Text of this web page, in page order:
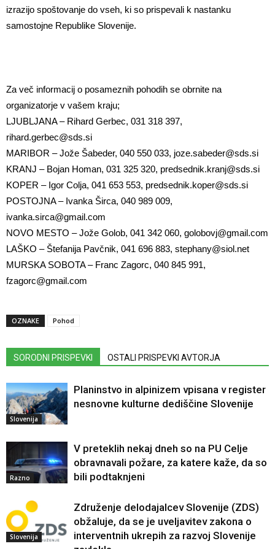
izrazijo spoštovanje do vseh, ki so prispevali k nastanku
samostojne Republike Slovenije.
Za več informacij o posameznih pohodih se obrnite na
organizatorje v vašem kraju;
LJUBLJANA – Rihard Gerbec, 031 318 397,
rihard.gerbec@sds.si
MARIBOR – Jože Šabeder, 040 550 033, joze.sabeder@sds.si
KRANJ – Bojan Homan, 031 325 320, predsednik.kranj@sds.si
KOPER – Igor Colja, 041 653 553, predsednik.koper@sds.si
POSTOJNA – Ivanka Širca, 040 989 009,
ivanka.sirca@gmail.com
NOVO MESTO – Jože Golob, 041 342 060, golobovj@gmail.com
LAŠKO – Štefanija Pavčnik, 041 696 883, stephany@siol.net
MURSKA SOBOTA – Franc Zagorc, 040 845 991,
fzagorc@gmail.com
OZNAKE Pohod
SORODNI PRISPEVKI OSTALI PRISPEVKI AVTORJA
Slovenija
Planinstvo in alpinizem vpisana v register
nesnovne kulturne dediščine Slovenije
Razno
V preteklih nekaj dneh so na PU Celje
obravnavali požare, za katere kaže, da so
bili podtaknjeni
Slovenija
Združenje delodajalcev Slovenije (ZDS)
obžaluje, da se je uveljavitev zakona o
interventnih ukrepih za razvoj Slovenije